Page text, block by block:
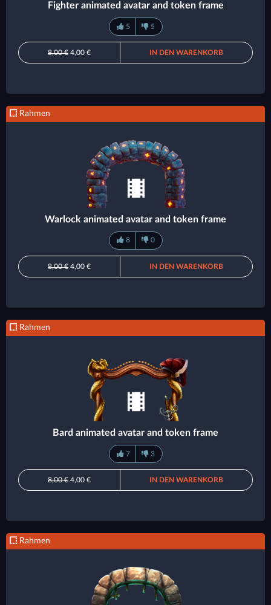
Fighter animated avatar and token frame
5 5
8,00 € 4,00 € IN DEN WARENKORB
Rahmen
Warlock animated avatar and token frame
8 0
8,00 € 4,00 € IN DEN WARENKORB
Rahmen
Bard animated avatar and token frame
7 3
8,00 € 4,00 € IN DEN WARENKORB
Rahmen